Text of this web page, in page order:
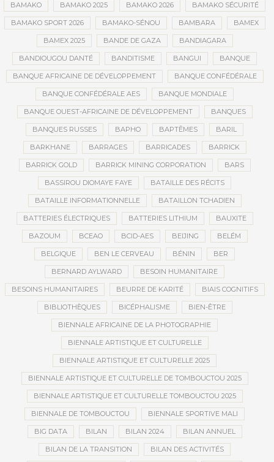
BAMAKO BAMAKO 2025 BAMAKO 2026 BAMAKO SÉCURITÉ
BAMAKO SPORT 2026 BAMAKO-SÉNOU BAMBARA BAMEX
BAMEX 2025 BANDE DE GAZA BANDIAGARA
BANDIOUGOU DANTÉ BANDITISME BANGUI BANQUE
BANQUE AFRICAINE DE DÉVELOPPEMENT BANQUE CONFÉDÉRALE
BANQUE CONFÉDÉRALE AES BANQUE MONDIALE
BANQUE OUEST-AFRICAINE DE DÉVELOPPEMENT BANQUES
BANQUES RUSSES BAPHO BAPTÊMES BARIL
BARKHANE BARRAGES BARRICADES BARRICK
BARRICK GOLD BARRICK MINING CORPORATION BARS
BASSIROU DIOMAYE FAYE BATAILLE DES RÉCITS
BATAILLE INFORMATIONNELLE BATAILLON TCHADIEN
BATTERIES ÉLECTRIQUES BATTERIES LITHIUM BAUXITE
BAZOUM BCEAO BCID-AES BEIJING BELÉM
BELGIQUE BEN LE CERVEAU BÉNIN BER
BERNARD AYLWARD BESOIN HUMANITAIRE
BESOINS HUMANITAIRES BEURRE DE KARITÉ BIAIS COGNITIFS
BIBLIOTHÈQUES BICÉPHALISME BIEN-ÊTRE
BIENNALE AFRICAINE DE LA PHOTOGRAPHIE
BIENNALE ARTISTIQUE ET CULTURELLE
BIENNALE ARTISTIQUE ET CULTURELLE 2025
BIENNALE ARTISTIQUE ET CULTURELLE DE TOMBOUCTOU 2025
BIENNALE ARTISTIQUE ET CULTURELLE TOMBOUCTOU 2025
BIENNALE DE TOMBOUCTOU BIENNALE SPORTIVE MALI
BIG DATA BILAN BILAN 2024 BILAN ANNUEL
BILAN DE LA TRANSITION BILAN DES ACTIVITÉS